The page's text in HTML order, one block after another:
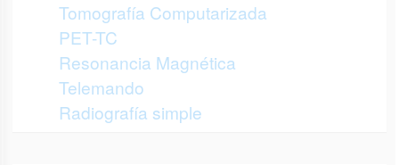
Tomografía Computarizada
PET-TC
Resonancia Magnética
Telemando
Radiografía simple